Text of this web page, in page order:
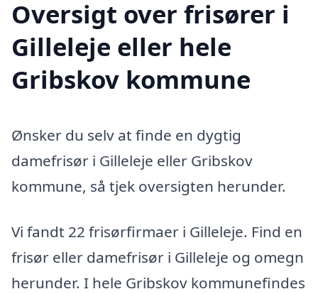
Oversigt over frisører i
Gilleleje eller hele
Gribskov kommune
Ønsker du selv at finde en dygtig
damefrisør i Gilleleje eller Gribskov
kommune, så tjek oversigten herunder.
Vi fandt 22 frisørfirmaer i Gilleleje. Find en
frisør eller damefrisør i Gilleleje og omegn
herunder. I hele Gribskov kommunefindes